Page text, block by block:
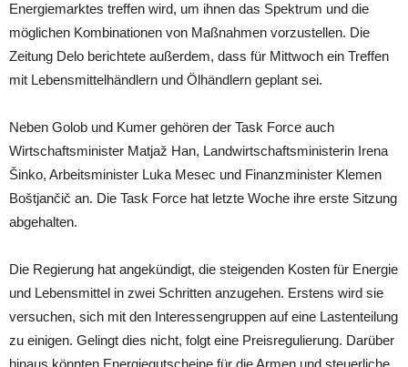
Energiemarktes treffen wird, um ihnen das Spektrum und die
möglichen Kombinationen von Maßnahmen vorzustellen. Die
Zeitung Delo berichtete außerdem, dass für Mittwoch ein Treffen
mit Lebensmittelhändlern und Ölhändlern geplant sei.
Neben Golob und Kumer gehören der Task Force auch
Wirtschaftsminister Matjaž Han, Landwirtschaftsministerin Irena
Šinko, Arbeitsminister Luka Mesec und Finanzminister Klemen
Boštjančič an. Die Task Force hat letzte Woche ihre erste Sitzung
abgehalten.
Die Regierung hat angekündigt, die steigenden Kosten für Energie
und Lebensmittel in zwei Schritten anzugehen. Erstens wird sie
versuchen, sich mit den Interessengruppen auf eine Lastenteilung
zu einigen. Gelingt dies nicht, folgt eine Preisregulierung. Darüber
hinaus könnten Energiegutscheine für die Armen und steuerliche